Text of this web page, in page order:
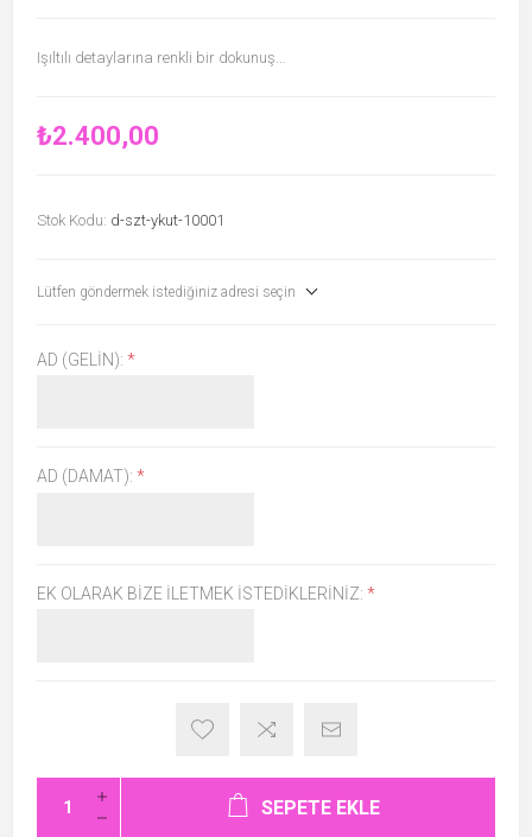
Işıltılı detaylarına renkli bir dokunuş...
₺2.400,00
Stok Kodu: d-szt-ykut-10001
Lütfen göndermek istediğiniz adresi seçin
AD (GELIN): *
AD (DAMAT): *
EK OLARAK BIZE İLETMEK İSTEDIKLERINIZ: *
SEPETE EKLE